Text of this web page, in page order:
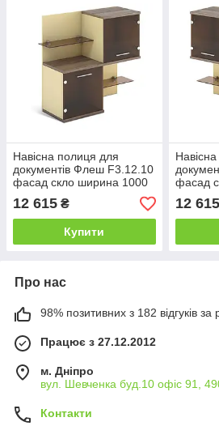
Навісна полиця для
документів Флеш F3.12.10
фасад скло ширина 1000
мм (MConcept-ТМ)
12 615 ₴
Купити
фасад
мм
12 615
Про нас
98% позитивних з 182 відгуків за
Працює з 27.12.2012
м. Дніпро
вул. Шевченка буд.10 офіс 91,
Контакти